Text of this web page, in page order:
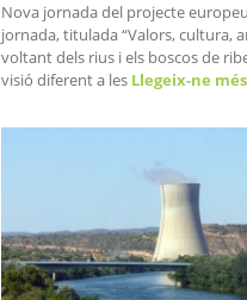
Nova jornada del projecte europeu
jornada, titulada “Valors, cultura,
voltant dels rius i els boscos de
visió diferent a les Llegeix-ne